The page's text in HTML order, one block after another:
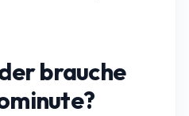
brauche